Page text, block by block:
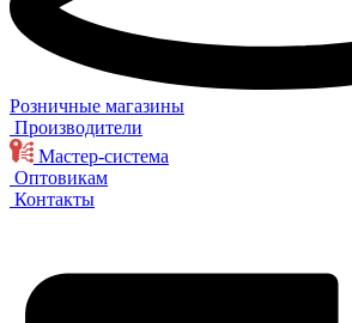
Розничные магазины
Производители
Мастер-система
Оптовикам
Контакты